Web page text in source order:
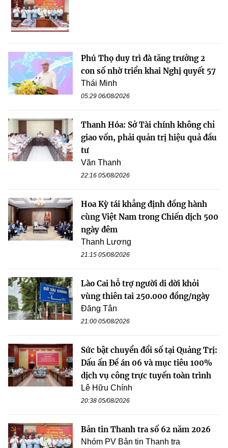
Phú Thọ duy trì đà tăng trưởng 2
con số nhờ triển khai Nghị quyết 57
Thái Minh
05:29 06/08/2026
Thanh Hóa: Sở Tài chính không chỉ
giao vốn, phải quản trị hiệu quả đầu
tư
Văn Thanh
22:16 05/08/2026
Hoa Kỳ tái khẳng định đồng hành
cùng Việt Nam trong Chiến dịch 500
ngày đêm
Thanh Lương
21:15 05/08/2026
Lào Cai hỗ trợ người di dời khỏi
vùng thiên tai 250.000 đồng/ngày
Đăng Tân
21:00 05/08/2026
Sức bật chuyển đổi số tại Quảng Trị:
Dấu ấn Đề án 06 và mục tiêu 100%
dịch vụ công trực tuyến toàn trình
Lê Hữu Chính
20:38 05/08/2026
Bản tin Thanh tra số 62 năm 2026
Nhóm PV Bản tin Thanh tra